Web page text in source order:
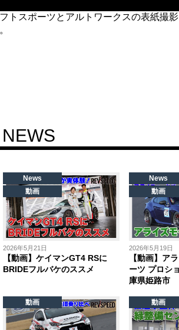
トスポーツとアルトワークスの表紙撮
NEWS
2026年5月21日
【動画】ケイマンGT4 RSに
BRIDEフルバケのススメ
News
動画
2026年5月19日
【動画】ア
ーツ プロシ
庫県姫路市
News
動画
動画 動画